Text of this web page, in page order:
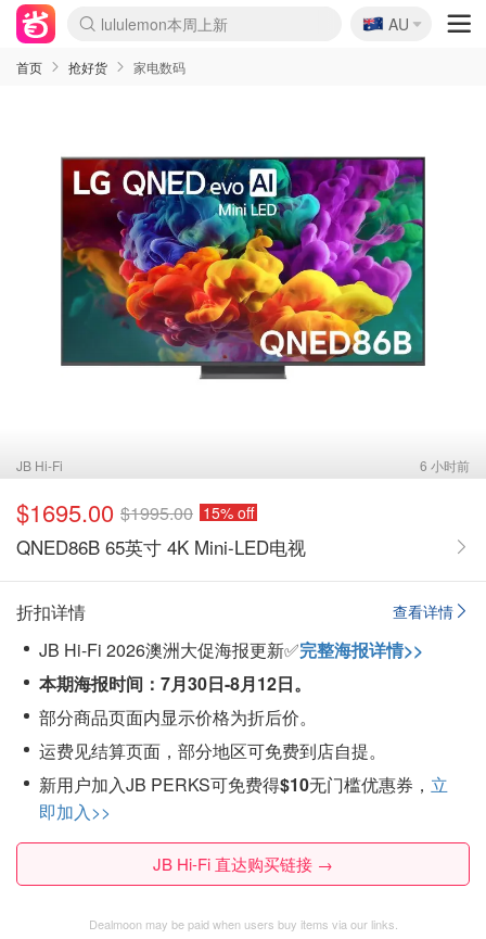
lululemon本周上新
Sasa美妆护肤3.5折
SSENSE年中3折
FreshBeauty好价汇总
Cettire降价+叠9折
Farfetch折上8折
WWS Coles超市实拍
viagogo二手票捡漏
Myer清仓1折起
The Outnet奢牌1折起
David Jones 3折起
Flannels大牌1折
Perfumes Club护肤1折
AMIRO返校季6.2折
Oweek抽奖送Airpods
Amazon折扣汇总
eToro入金$200送$50
Amazon数码好物
ICONIC本周7.5折
ThedoubleF高奢地板价
Moose Knuckles 6折
丝芙兰5折起
EUFY官网3.7折起
Selenichast首饰2折
Trip机票酒店促销
YSL送5件彩妆礼
Amazon家居好物
BIGBANG巡演开票
David Jones时尚3折
Amazon美妆护肤
雅漾大喷$8
过敏原检测盒$33
伊索独家赠50ml沐浴露
科颜氏送高保湿面霜
SEALIFE海洋馆门票6折
丝塔芙大白罐$16
订阅Newsletter送香薰
Cult Beauty 6.8折
Harrods圣诞日历2.3折
LN-CC奢牌私促3折
d'Alba空姐喷雾$16
EVE LOM套装逆天2折
Bernardelli独家4折
Adore Beauty 6折起
CT圣诞日历
Mytheresa奢品2.7折
🇦🇺
AU
首页 抢好货 家电数码
JB Hi-Fi 6 小时前
$1695.00 $1995.00 15% off
QNED86B 65英寸 4K Mini-LED电视
查看详情
折扣详情
JB Hi-Fi 2026澳洲大促海报更新✅完整海报详情>>
本期海报时间：7月30日-8月12日。
部分商品页面内显示价格为折后价。
运费见结算页面，部分地区可免费到店自提。
新用户加入JB PERKS可免费得$10无门槛优惠券， 立
即加入>>
JB Hi-Fi 直达购买链接 →
Dealmoon may be paid when users buy items via our links.